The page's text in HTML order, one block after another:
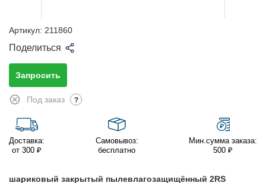
Артикул: 211860
Поделиться
Запросить
Под заказ ?
Доставка:
от 300 ₽
Самовывоз:
бесплатно
Мин.сумма заказа:
500 ₽
шариковый закрытый пылевлагозащищённый 2RS